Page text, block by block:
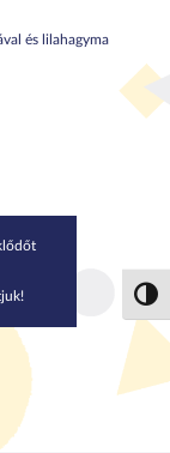
és lilahagyma